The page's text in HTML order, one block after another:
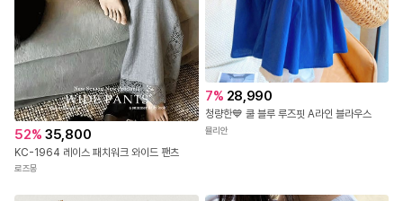
52% 35,800
KC-1964 레이스 패치워크 와이드 팬츠
로즈몽
7% 28,990
청량한💙 쿨 블루 루즈핏 A라인 블라우스
뮬리안